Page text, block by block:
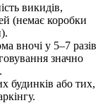
викидів,
(немає коробки
вночі у 5–7 разів
значно
будинків або тих,